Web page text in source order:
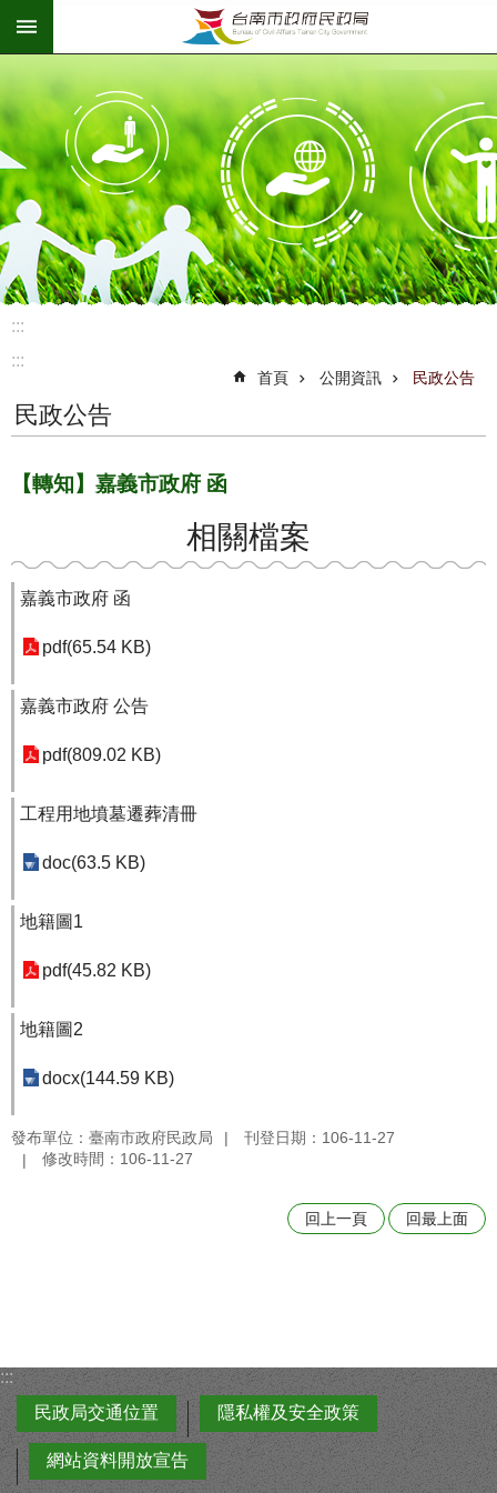
跳到主要內容區塊
:::
:::
首頁 公開資訊 民政公告
民政公告
【轉知】嘉義市政府 函
相關檔案
嘉義市政府 函
pdf(65.54 KB)
嘉義市政府 公告
pdf(809.02 KB)
工程用地墳墓遷葬清冊
doc(63.5 KB)
地籍圖1
pdf(45.82 KB)
地籍圖2
docx(144.59 KB)
發布單位：臺南市政府民政局
刊登日期：106-11-27
修改時間：106-11-27
回上一頁 回最上面
:::
民政局交通位置
隱私權及安全政策
網站資料開放宣告